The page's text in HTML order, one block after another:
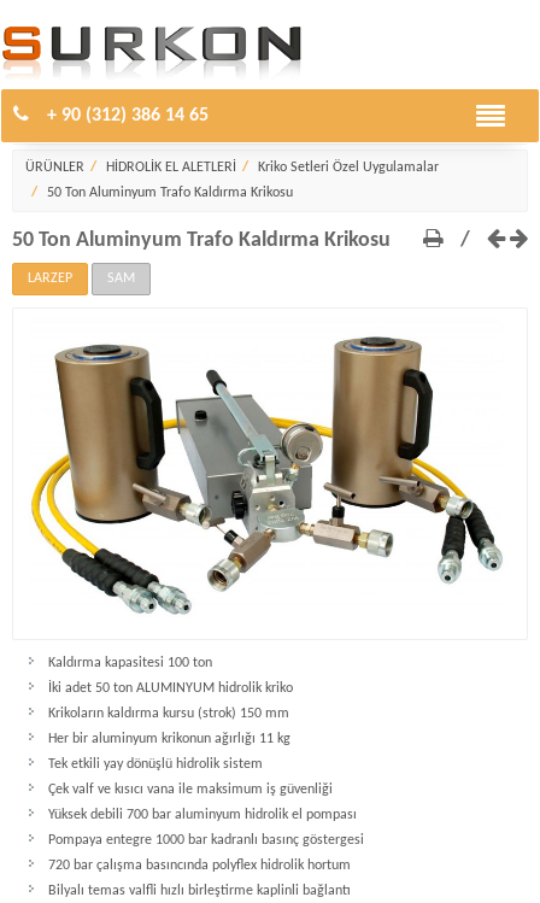
+ 90 (312) 386 14 65
Kriko Setleri Özel Uygulamalar
ÜRÜNLER HİDROLİK EL ALETLERİ
Kriko Setleri Özel Uygulamalar
50 Ton Aluminyum Trafo Kaldırma Krikosu
/
50 Ton Aluminyum Trafo Kaldırma Krikosu
LARZEP SAM
Kaldırma kapasitesi 100 ton
İki adet 50 ton ALUMINYUM hidrolik kriko
Krikoların kaldırma kursu (strok) 150 mm
Her bir aluminyum krikonun ağırlığı 11 kg
Tek etkili yay dönüşlü hidrolik sistem
Çek valf ve kısıcı vana ile maksimum iş güvenliği
Yüksek debili 700 bar aluminyum hidrolik el pompası
Pompaya entegre 1000 bar kadranlı basınç göstergesi
720 bar çalışma basıncında polyflex hidrolik hortum
Bilyalı temas valfli hızlı birleştirme kaplinli bağlantı